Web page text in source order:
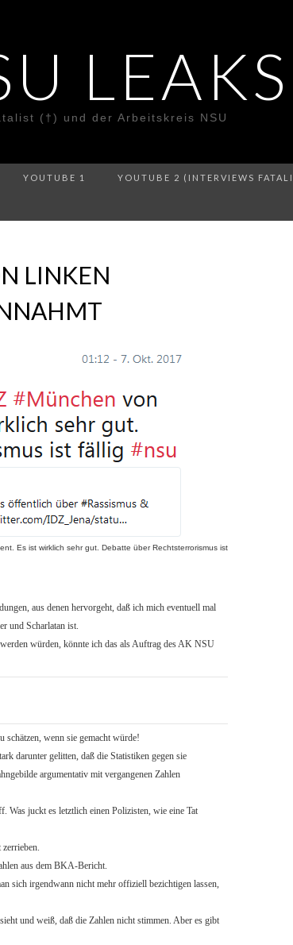
LEAKS
(†) und der Arbeitskreis NSU
YOUTUBE 1 YOUTUBE 2 (INTERVIEWS
LINKEN
Es ist wirklich sehr gut. Debatte über Rechtsterrorismus ist
aus denen hervorgeht, daß ich mich eventuell mal
und Scharlatan ist.
würden, könnte ich das als Auftrag des AK NSU
schätzen, wenn sie gemacht würde!
darunter gelitten, daß die Statistiken gegen sie
argumentativ mit vergangenen Zahlen
Was juckt es letztlich einen Polizisten, wie eine Tat
aus dem BKA-Bericht.
sich irgendwann nicht mehr offiziell bezichtigen lassen,
und weiß, daß die Zahlen nicht stimmen. Aber es gibt